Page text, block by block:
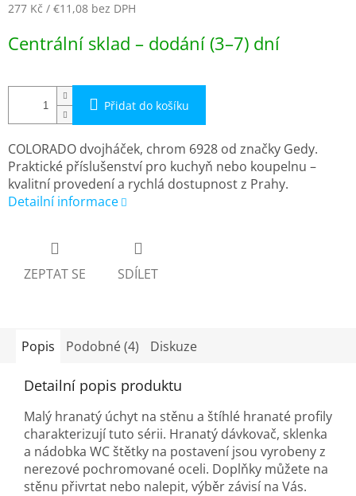
277 Kč / €11,08 bez DPH
cena:
Centrální sklad – dodání (3–7) dní
Přidat do košíku
COLORADO dvojháček, chrom 6928 od značky Gedy.
Praktické příslušenství pro kuchyň nebo koupelnu –
kvalitní provedení a rychlá dostupnost z Prahy.
Detailní informace
ZEPTAT SE SDÍLET
Popis Podobné (4) Diskuze
Detailní popis produktu
Malý hranatý úchyt na stěnu a štíhlé hranaté profily
charakterizují tuto sérii. Hranatý dávkovač, sklenka
a nádobka WC štětky na postavení jsou vyrobeny z
nerezové pochromované oceli. Doplňky můžete na
stěnu přivrtat nebo nalepit, výběr závisí na Vás.